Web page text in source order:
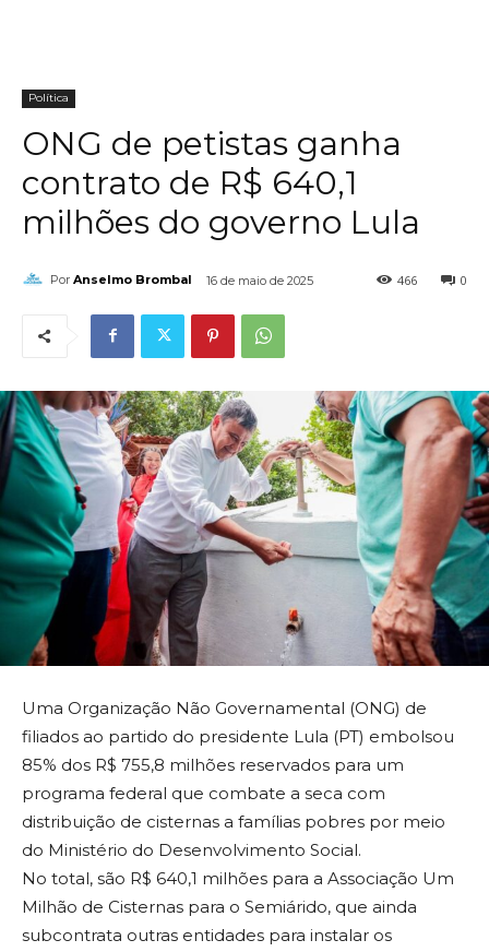
Política
ONG de petistas ganha
contrato de R$ 640,1
milhões do governo Lula
Por Anselmo Brombal 16 de maio de 2025 0
466
Uma Organização Não Governamental (ONG) de
filiados ao partido do presidente Lula (PT) embolsou
85% dos R$ 755,8 milhões reservados para um
programa federal que combate a seca com
distribuição de cisternas a famílias pobres por meio
do Ministério do Desenvolvimento Social.
No total, são R$ 640,1 milhões para a Associação Um
Milhão de Cisternas para o Semiárido, que ainda
subcontrata outras entidades para instalar os